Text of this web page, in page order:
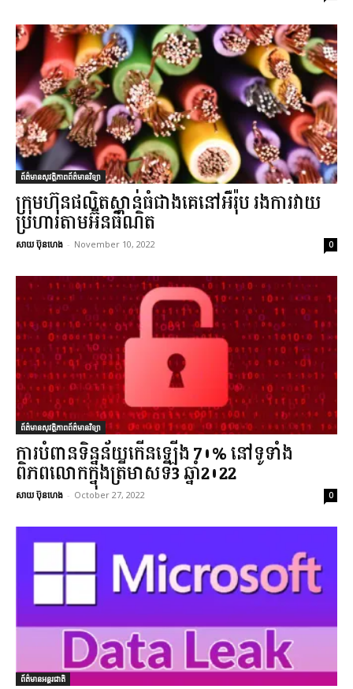
ព័ត៌មានសុវត្ថិភាពព័ត៌មានវិទ្យា
ក្រុមហ៊ុនផលិតស្ពាន់ធំជាងគេនៅអឺរ៉ុប រងការវាយ
ប្រហារតាមអ៊ីនធឺណិត
សាយ ប៊ុនហេង - November 10, 2022 0
ព័ត៌មានសុវត្ថិភាពព័ត៌មានវិទ្យា
ការបំពានទិន្នន័យកើនឡើង 70% នៅទូទាំង
ពិភពលោកក្នុងត្រីមាសទី3 ឆ្នាំ2022
សាយ ប៊ុនហេង - October 27, 2022 0
ព័ត៌មានអន្តរជាតិ